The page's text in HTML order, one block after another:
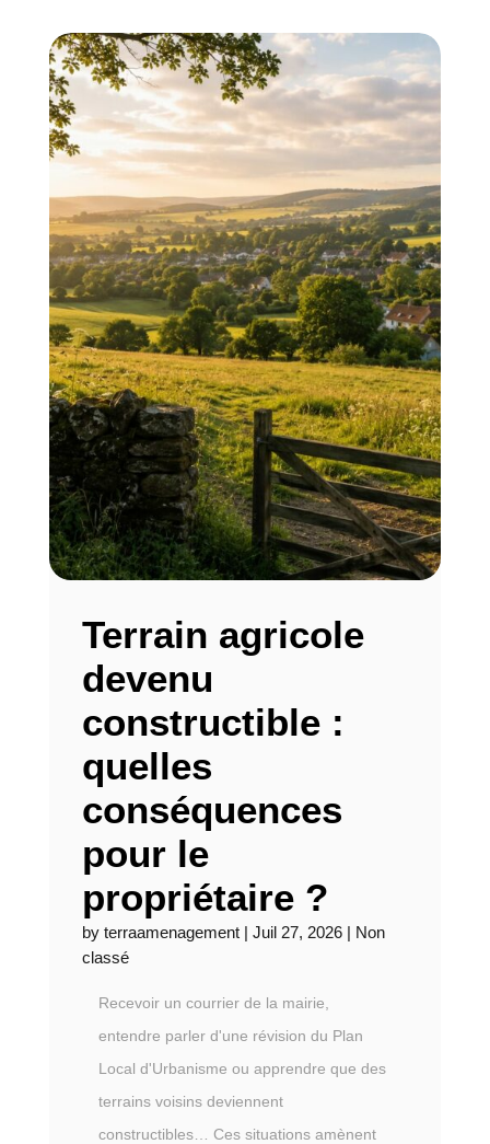
Terrain agricole
devenu
constructible :
quelles
conséquences
pour le
propriétaire ?
by terraamenagement| Juil 27, 2026| Non
classé
Recevoir un courrier de la mairie,
entendre parler d'une révision du Plan
Local d'Urbanisme ou apprendre que des
terrains voisins deviennent
constructibles… Ces situations amènent